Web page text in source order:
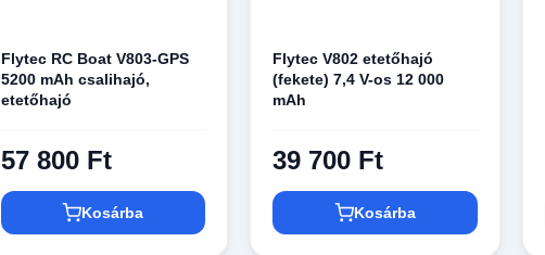
Flytec RC Boat V803-GPS
5200 mAh csalihajó,
etetőhajó
57 800 Ft
Kosárba
Flytec V802 etetőhajó
(fekete) 7,4 V-os 12 000
mAh
39 700 Ft
Kosárba